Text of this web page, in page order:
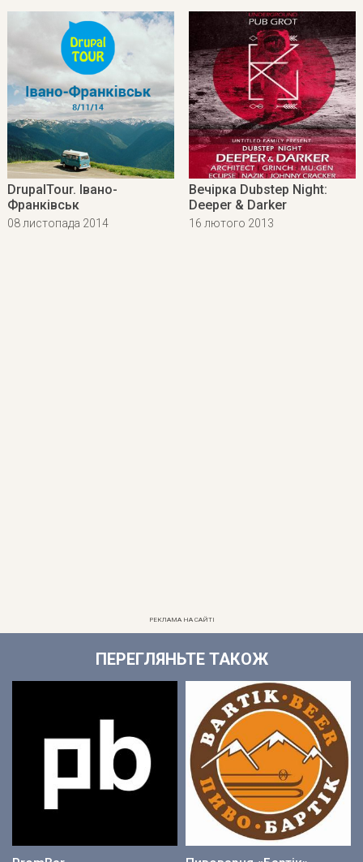
DrupalTour. Івано-
Франківськ
08 листопада 2014
Вечірка Dubstep Night:
Deeper & Darker
16 лютого 2013
РЕКЛАМА НА САЙТІ
ПЕРЕГЛЯНЬТЕ ТАКОЖ